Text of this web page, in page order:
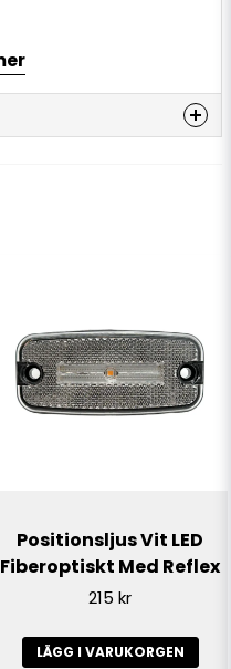
Positionsljus Vit LED
Fiberoptiskt Med Reflex
215 kr
LÄGG I VARUKORGEN